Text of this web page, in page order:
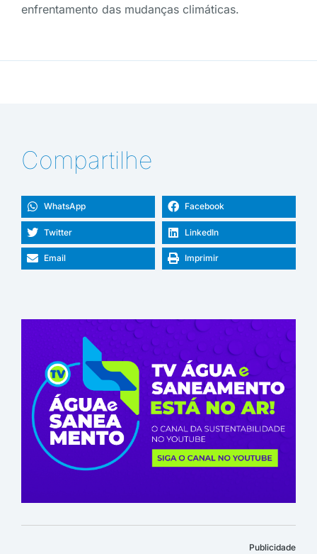
enfrentamento das mudanças climáticas.
Compartilhe
WhatsApp Facebook
Twitter LinkedIn
Email Imprimir
Publicidade